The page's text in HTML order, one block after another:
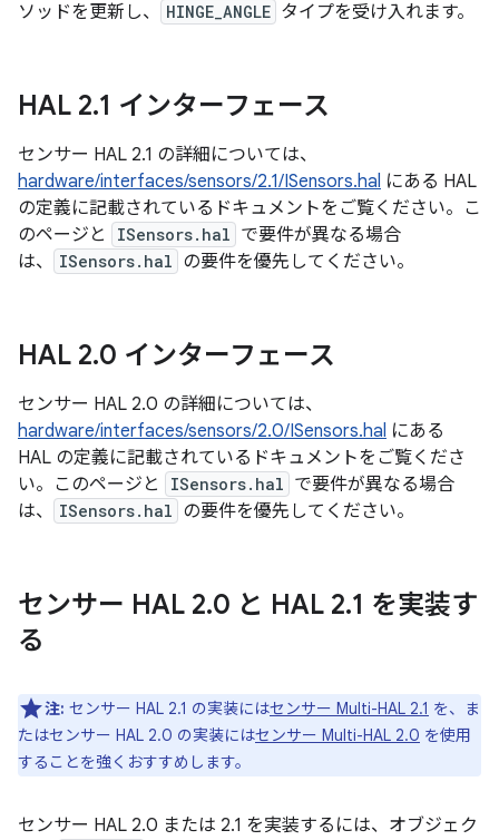
ソッドを更新し、
HINGE_ANGLE タイプを受け入れます。
HAL 2.1 インターフェース
センサー HAL 2.1 の詳細については、
hardware/interfaces/sensors/2.1/ISensors.hal にある HAL
の定義に記載されているドキュメントをご覧ください。こ
のページと
ISensors.hal で要件が異なる場合
は、
ISensors.hal の要件を優先してください。
HAL 2.0 インターフェース
センサー HAL 2.0 の詳細については、
hardware/interfaces/sensors/2.0/ISensors.hal にある
HAL の定義に記載されているドキュメントをご覧くださ
い。このページと
ISensors.hal で要件が異なる場合
は、
ISensors.hal の要件を優先してください。
センサー HAL 2.0 と HAL 2.1 を実装す
る
注: センサー HAL 2.1 の実装にはセンサー Multi-HAL 2.1 を、ま
たはセンサー HAL 2.0 の実装にはセンサー Multi-HAL 2.0 を使用
することを強くおすすめします。
センサー HAL 2.0 または 2.1 を実装するには、オブジェク